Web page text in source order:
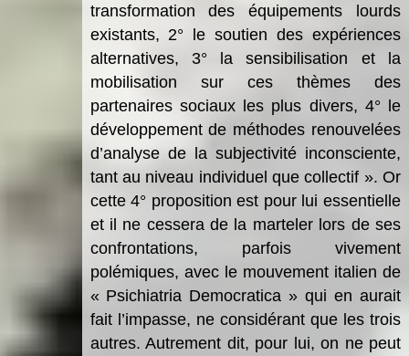
transformation des équipements lourds
existants, 2° le soutien des expériences
alternatives, 3° la sensibilisation et la
mobilisation sur ces thèmes des
partenaires sociaux les plus divers, 4° le
développement de méthodes renouvelées
d’analyse de la subjectivité inconsciente,
tant au niveau individuel que collectif ». Or
cette 4° proposition est pour lui essentielle
et il ne cessera de la marteler lors de ses
confrontations, parfois vivement
polémiques, avec le mouvement italien de
« Psichiatria Democratica » qui en aurait
fait l’impasse, ne considérant que les trois
autres. Autrement dit, pour lui, on ne peut